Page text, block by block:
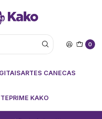
0
ARTES CANECAS
PRIME KAKO